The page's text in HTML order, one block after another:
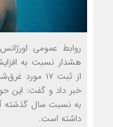
روابط عمومی
هشدار نسبت به
از ثبت ۱۷
داشته است.